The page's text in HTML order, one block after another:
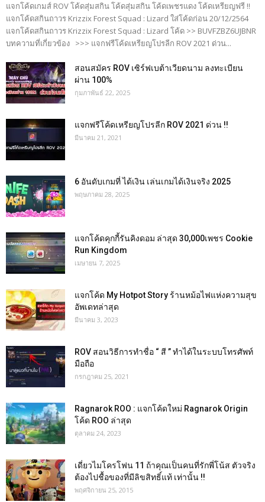
แจกโค้ดเกมส์ ROV โค้ดสุ่มสกิน โค้ดสุ่มสกิน โค้ดเพชรแดง โค้ดเหรียญฟรี !!
แจกโค้ดสกินถาวร Krizzix Forest Squad : Lizard ใส่โค้ดก่อน 20/12/2564
แจกโค้ดสกินถาวร Krizzix Forest Squad : Lizard โค้ด >> BUVFZBZ6UJBNR
บทความที่เกี่ยวข้อง >>> แจกฟรีโค้ดเหรียญโปรลีก ROV 2021 ด่วน...
สอนสมัคร ROV เซิร์ฟเบต้าเวียดนาม ลงทะเบียน
ผ่าน 100%
กุมภาพันธ์ 22, 2025
แจกฟรีโค้ดเหรียญโปรลีก ROV 2021 ด่วน !!
มีนาคม 21, 2021
6 อันดับเกมที่ ได้เงิน เล่นเกมได้เงินจริง 2025
พฤษภาคม 28, 2025
แจกโค้ดคุกกี้รันคิงดอม ล่าสุด 30,000เพชร Cookie
Run Kingdom
เมษายน 7, 2025
แจกโค้ด My Hotpot Story ร้านหม้อไฟแห่งความสุข
อัพเดทล่าสุด
มีนาคม 3, 2023
ROV สอนวิธีการทำชื่อ “ สี ” ทำได้ในระบบโทรศัพท์
มือถือ
กรกฎาคม 25, 2021
Ragnarok ROO : แจกโค้ดใหม่ Ragnarok Origin
โค้ด ROO ล่าสุด
ตุลาคม 24, 2023
เดี่ยวไมโครโฟน 11 ถ้าคุณเป็นคนที่รักพี่โน้ส ตัวจริง
ต้องไปชื้อของที่มีลิขสิทธิ์แท้ เท่านั้น !!
พฤศจิกายน 25, 2015